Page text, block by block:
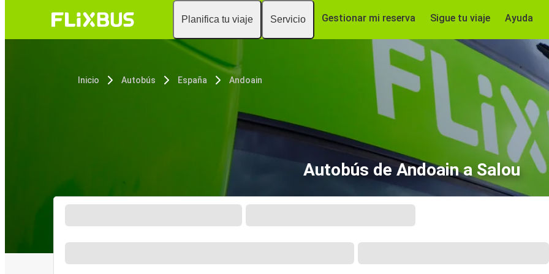
Planifica tu viaje Servicio Gestionar mi reserva Sigue tu viaje Ayuda
Inicio Autobús España Andoain
Autobús de Andoain a Salou